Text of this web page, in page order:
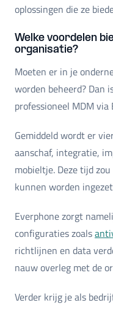
oplossingen die ze
Welke voordelen
organisatie?
Moeten er in je
worden beheerd? Dan
professioneel MDM
Gemiddeld wordt er
aanschaf, integratie,
mobieltje. Deze tijd
kunnen worden
Everphone zorgt
configuraties zoals
richtlijnen en data
nauw overleg met de
Verder krijg je als